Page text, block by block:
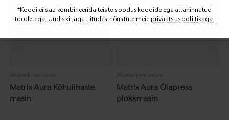
Jõusaali varustus
Matrix Aura Kõhulihaste
masin
Jõusaali varustus
Matrix Aura Õlapress
plokkmasin
*Koodi ei saa kombineerida teiste sooduskoodide ega allahinnatud
toodetega. Uudiskirjaga liitudes nõustute meie privaatsuspoliitikaga.